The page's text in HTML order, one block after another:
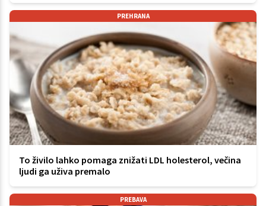
PREHRANA
To živilo lahko pomaga znižati LDL holesterol, večina
ljudi ga uživa premalo
PREBAVA